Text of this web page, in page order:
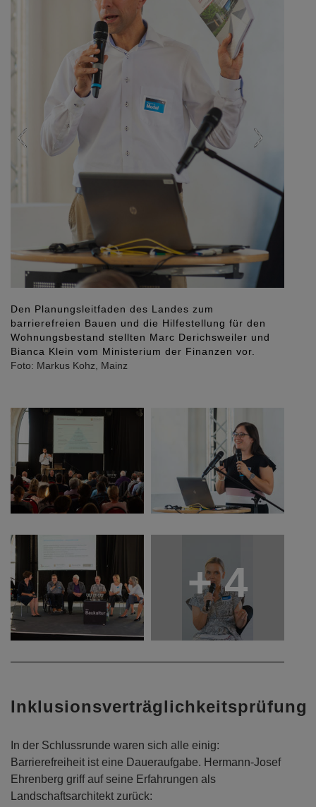
Marc Derichsweiler konzentrierte sich bei seiner
Präsentation des Leitfadens auf die rechtlichen
Aspekte und Vorgaben.
Foto: Markus Kohz, Mainz
+ 4
In der Schlussrunde waren sich alle einig:
Barrierefreiheit ist eine Daueraufgabe. Hermann-Josef
Ehrenberg griff auf seine Erfahrungen als
Landschaftsarchitekt zurück:
Umweltverträglichkeitsprüfungen seien für die
Standardinstrument. Er regte an, in ähnlich
selbstverständlicher Art neue Bauprojekte einer
"Inklusionsverträglichkeitsprüfung" zu unterziehen.
Archivbeitrag vom 18. Oktober 2018
Zurück